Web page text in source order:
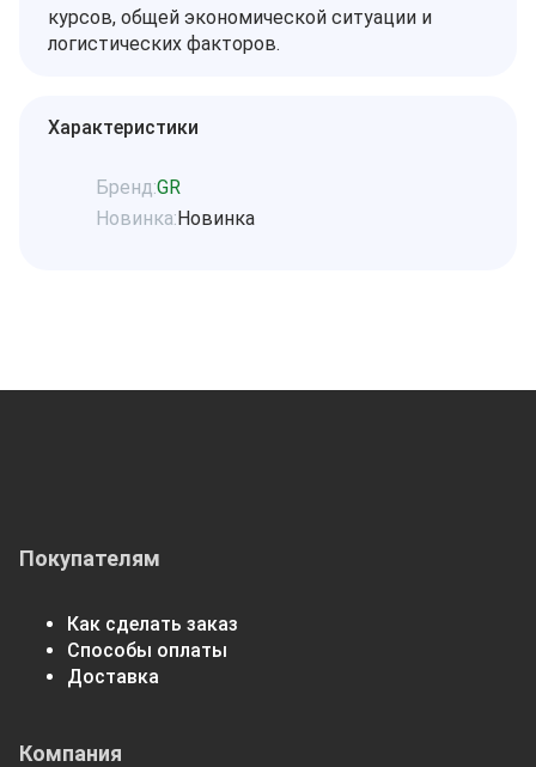
курсов, общей экономической ситуации и
логистических факторов.
Характеристики
Бренд:GR
Новинка:Новинка
Покупателям
Как сделать заказ
Способы оплаты
Доставка
Компания